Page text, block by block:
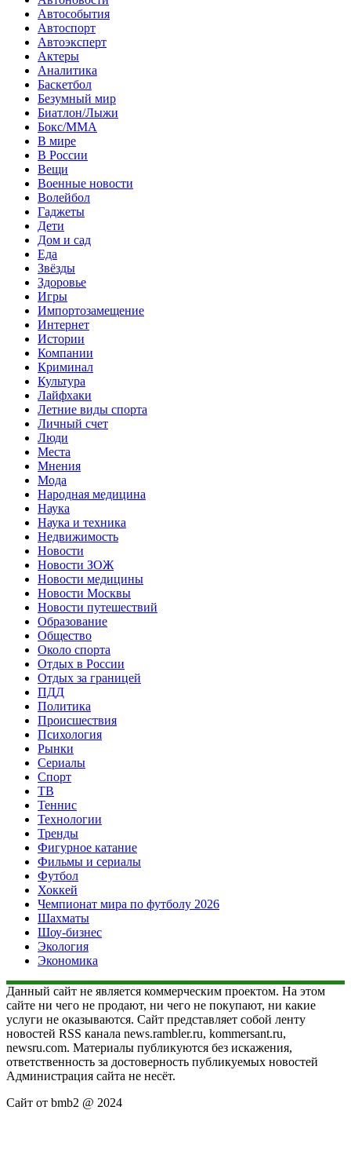
Автособытия
Автоспорт
Автоэксперт
Актеры
Аналитика
Баскетбол
Безумный мир
Биатлон/Лыжи
Бокс/MMA
В мире
В России
Вещи
Военные новости
Волейбол
Гаджеты
Дети
Дом и сад
Еда
Звёзды
Здоровье
Игры
Импортозамещение
Интернет
Истории
Компании
Криминал
Культура
Лайфхаки
Летние виды спорта
Личный счет
Люди
Места
Мнения
Мода
Народная медицина
Наука
Наука и техника
Недвижимость
Новости
Новости ЗОЖ
Новости медицины
Новости Москвы
Новости путешествий
Образование
Общество
Около спорта
Отдых в России
Отдых за границей
ПДД
Политика
Происшествия
Психология
Рынки
Сериалы
Спорт
ТВ
Теннис
Технологии
Тренды
Фигурное катание
Фильмы и сериалы
Футбол
Хоккей
Чемпионат мира по футболу 2026
Шахматы
Шоу-бизнес
Экология
Экономика
Данный сайт не является коммерческим проектом. На этом
сайте ни чего не продают, ни чего не покупают, ни какие
услуги не оказываются. Сайт представляет собой ленту
новостей RSS канала news.rambler.ru, kommersant.ru,
newsru.com. Материалы публикуются без искажения,
ответственность за достоверность публикуемых новостей
Администрация сайта не несёт.
Сайт от bmb2 @ 2024